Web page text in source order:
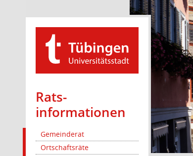
Rats­
informationen
Gemeinderat
Ortschaftsräte